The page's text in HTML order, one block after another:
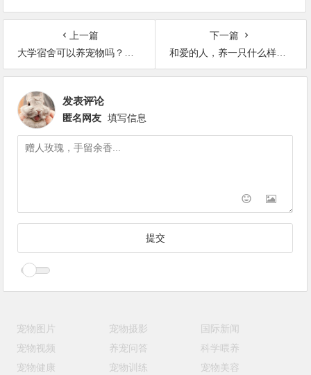
上一篇
大学宿舍可以养宠物吗？如果可以，养什么宠物好？
下一篇
和爱的人，养一只什么样的狗狗比较有爱？
发表评论
匿名网友 填写信息
宠物图片 宠物摄影
国际新闻
宠物视频
养宠问答
科学喂养
宠物健康
宠物训练
宠物美容